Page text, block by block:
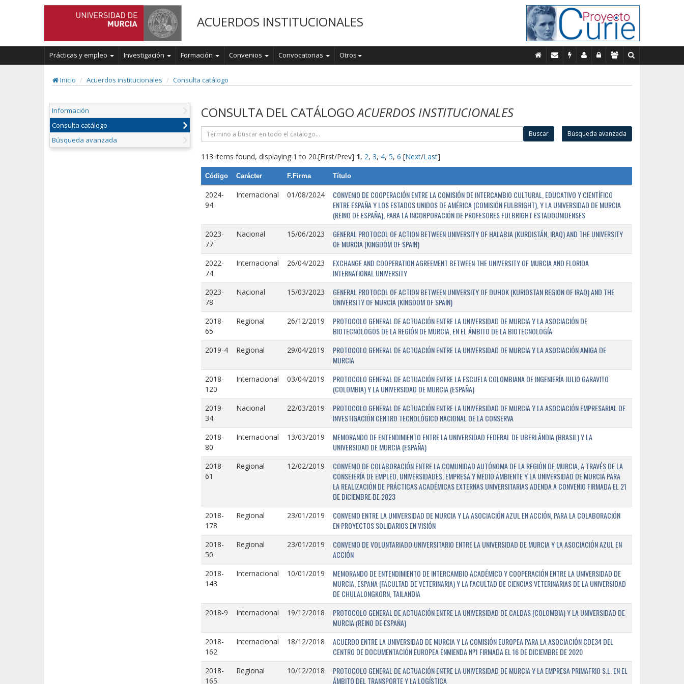
ACUERDOS INSTITUCIONALES
Prácticas y empleo Investigación Formación Convenios Convocatorias Otros
Inicio Acuerdos institucionales Consulta catálogo
Información
Consulta catálogo
Búsqueda avanzada
CONSULTA DEL CATÁLOGOACUERDOS INSTITUCIONALES
Buscar Búsqueda avanzada
113 items found, displaying 1 to 20.[First/Prev] 1, 2, 3, 4, 5, 6 [Next/Last]
Código Carácter F.Firma Título
2024-
94
Internacional 01/08/2024
CONVENIO DE COOPERACIÓN ENTRE LA COMISIÓN DE INTERCAMBIO CULTURAL, EDUCATIVO Y CIENTÍFICO
ENTRE ESPAÑA Y LOS ESTADOS UNIDOS DE AMÉRICA (COMISIÓN FULBRIGHT), Y LA UNIVERSIDAD DE MURCIA
(REINO DE ESPAÑA), PARA LA INCORPORACIÓN DE PROFESORES FULBRIGHT ESTADOUNIDENSES
2023-
77
Nacional 15/06/2023
GENERAL PROTOCOL OF ACTION BETWEEN UNIVERSITY OF HALABJA (KURDISTÁN, IRAQ) AND THE UNIVERSITY
OF MURCIA (KINGDOM OF SPAIN)
2022-
74
Internacional 26/04/2023
EXCHANGE AND COOPERATION AGREEMENT BETWEEN THE UNIVERSITY OF MURCIA AND FLORIDA
INTERNATIONAL UNIVERSITY
2023-
78
Nacional 15/03/2023
GENERAL PROTOCOL OF ACTION BETWEEN UNIVERSITY OF DUHOK (KURIDSTAN REGION OF IRAQ) AND THE
UNIVERSITY OF MURCIA (KINGDOM OF SPAIN)
2018-
65
Regional 26/12/2019
PROTOCOLO GENERAL DE ACTUACIÓN ENTRE LA UNIVERSIDAD DE MURCIA Y LA ASOCIACIÓN DE
BIOTECNÓLOGOS DE LA REGIÓN DE MURCIA, EN EL ÁMBITO DE LA BIOTECNOLOGÍA
2019-4 Regional 29/04/2019
PROTOCOLO GENERAL DE ACTUACIÓN ENTRE LA UNIVERSIDAD DE MURCIA Y LA ASOCIACIÓN AMIGA DE
MURCIA
2018-
120
Internacional 03/04/2019
PROTOCOLO GENERAL DE ACTUACIÓN ENTRE LA ESCUELA COLOMBIANA DE INGENIERÍA JULIO GARAVITO
(COLOMBIA) Y LA UNIVERSIDAD DE MURCIA (ESPAÑA)
2019-
34
Nacional 22/03/2019
PROTOCOLO GENERAL DE ACTUACIÓN ENTRE LA UNIVERSIDAD DE MURCIA Y LA ASOCIACIÓN EMPRESARIAL DE
INVESTIGACIÓN CENTRO TECNOLÓGICO NACIONAL DE LA CONSERVA
2018-
80
Internacional 13/03/2019
MEMORANDO DE ENTENDIMIENTO ENTRE LA UNIVERSIDAD FEDERAL DE UBERLÂNDIA (BRASIL) Y LA
UNIVERSIDAD DE MURCIA (ESPAÑA)
2018-
61
Regional 12/02/2019
CONVENIO DE COLABORACIÓN ENTRE LA COMUNIDAD AUTÓNOMA DE LA REGIÓN DE MURCIA, A TRAVÉS DE LA
CONSEJERÍA DE EMPLEO, UNIVERSIDADES, EMPRESA Y MEDIO AMBIENTE Y LA UNIVERSIDAD DE MURCIA PARA
LA REALIZACIÓN DE PRÁCTICAS ACADÉMICAS EXTERNAS UNIVERSITARIAS ADENDA A CONVENIO FIRMADA EL 21
DE DICIEMBRE DE 2023
2018-
178
Regional 23/01/2019
CONVENIO ENTRE LA UNIVERSIDAD DE MURCIA Y LA ASOCIACIÓN AZUL EN ACCIÓN, PARA LA COLABORACIÓN
EN PROYECTOS SOLIDARIOS EN VISIÓN
2018-
50
Regional 23/01/2019
CONVENIO DE VOLUNTARIADO UNIVERSITARIO ENTRE LA UNIVERSIDAD DE MURCIA Y LA ASOCIACIÓN AZUL EN
ACCIÓN
2018-
143
Internacional 10/01/2019
MEMORANDO DE ENTENDIMIENTO DE INTERCAMBIO ACADÉMICO Y COOPERACIÓN ENTRE LA UNIVERSIDAD DE
MURCIA, ESPAÑA (FACULTAD DE VETERINARIA) Y LA FACULTAD DE CIENCIAS VETERINARIAS DE LA UNIVERSIDAD
DE CHULALONGKORN, TAILANDIA
2018-9 Internacional 19/12/2018
PROTOCOLO GENERAL DE ACTUACIÓN ENTRE LA UNIVERSIDAD DE CALDAS (COLOMBIA) Y LA UNIVERSIDAD DE
MURCIA (REINO DE ESPAÑA)
2018-
162
Internacional 18/12/2018
ACUERDO ENTRE LA UNIVERSIDAD DE MURCIA Y LA COMISIÓN EUROPEA PARA LA ASOCIACIÓN CDE34 DEL
CENTRO DE DOCUMENTACIÓN EUROPEA ENMIENDA Nº1 FIRMADA EL 16 DE DICIEMBRE DE 2020
2018-
165
Regional 10/12/2018
PROTOCOLO GENERAL DE ACTUACIÓN ENTRE LA UNIVERSIDAD DE MURCIA Y LA EMPRESA PRIMAFRIO S.L. EN EL
ÁMBITO DEL TRANSPORTE Y LA LOGÍSTICA